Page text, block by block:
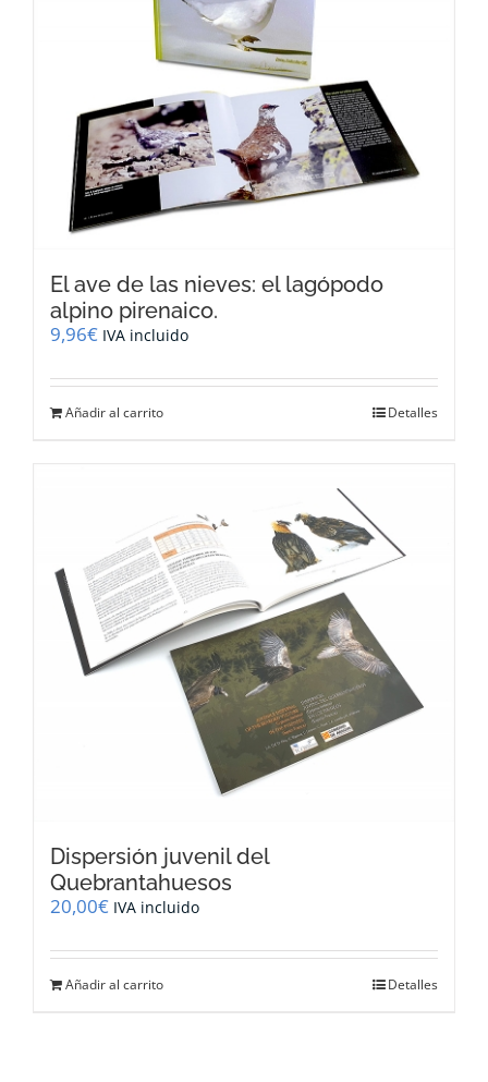
El ave de las nieves: el lagópodo
alpino pirenaico.
9,96€ IVA incluido
Añadir al carrito Detalles
Dispersión juvenil del
Quebrantahuesos
20,00€ IVA incluido
Añadir al carrito Detalles